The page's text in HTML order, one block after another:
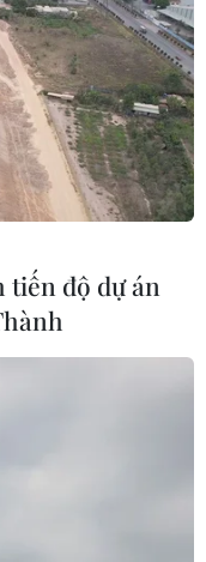
vì tai nạn giao
Quốc gia cho
sâu cả ba tiêu chí
thương.
tiến độ dự án